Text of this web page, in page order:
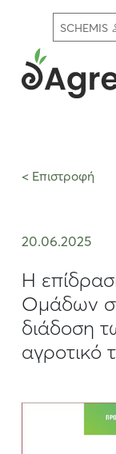
SCHEMIS
< Επιστροφή
20.06.2025
Η
Ομάδων
διάδοση
αγροτικό